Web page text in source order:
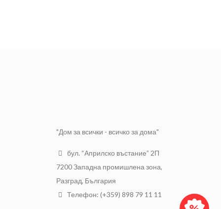
"Дом за всички - всичко за дома"
бул. “Априлско въстание” 2П
7200 Западна промишлена зона,
Разград, България
Телефон: (+359) 898 79 11 11